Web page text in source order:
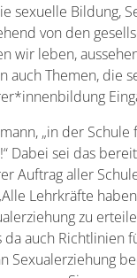
sexuelle Bildung,
von den
wir leben,
auch Themen, die
„in der
Dabei sei das
Auftrag aller
Lehrkräfte
zu
da auch Richtlinien
Sexualerziehung